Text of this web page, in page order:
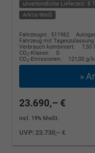
unverbindliche Lieferzeit: 8
Arktis-Weiß
Fahrzeugnr.: 511962
Fahrzeug mit Tageszulassung
Verbrauch kombiniert:
7,50
CO2-Klasse:
D
CO2-Emissionen: 121,00 g/
»
23.690,– €
incl. 19% MwSt.
UVP:23.730,– €